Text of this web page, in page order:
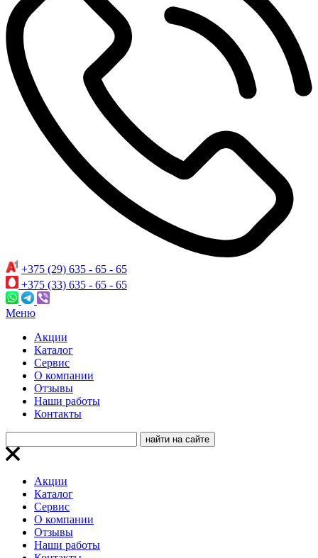
+375 (29) 635 - 65 - 65
+375 (33) 635 - 65 - 65
Меню
Акции
Каталог
Сервис
О компании
Отзывы
Наши работы
Контакты
Акции
Каталог
Сервис
О компании
Отзывы
Наши работы